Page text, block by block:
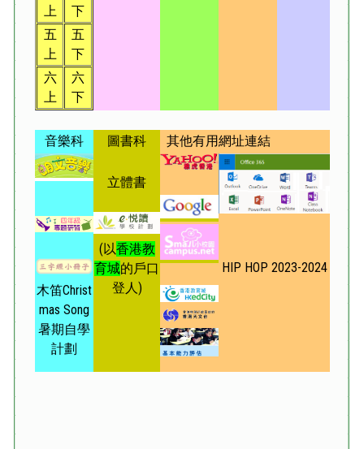
上
下
五
上
五
下
六
上
六
下
音樂科 圖書科 其他有用網址連結
木笛Christ
mas Song
暑期自學
計劃
立體書
(以香港教
育城的戶口
登人)
HIP HOP 2023-2024